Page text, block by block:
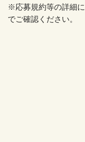
※応募規約等の詳細
でご確認ください。